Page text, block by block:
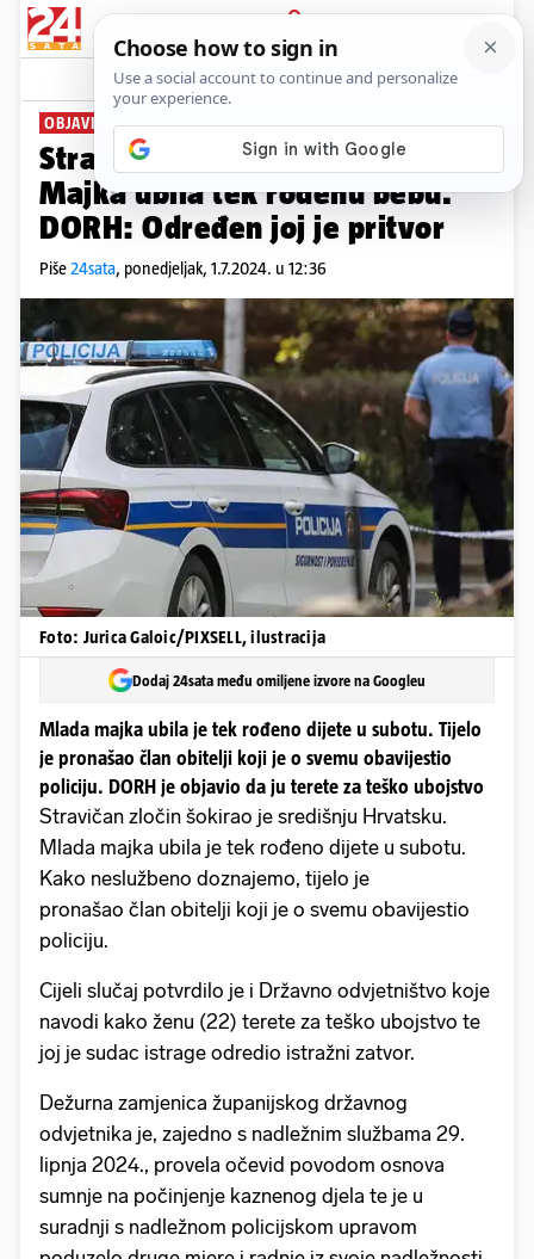
PRIJAVA
News
OBJAVILI ZA ŠTO JU TERETE
Strava u središnjoj Hrvatskoj:
Majka ubila tek rođenu bebu.
DORH: Određen joj je pritvor
Piše24sata, ponedjeljak, 1.7.2024. u 12:36
Foto: Jurica Galoic/PIXSELL, ilustracija
Dodaj 24sata među omiljene izvore na Googleu
Mlada majka ubila je tek rođeno dijete u subotu. Tijelo
je pronašao član obitelji koji je o svemu obavijestio
policiju. DORH je objavio da ju terete za teško ubojstvo
Stravičan zločin šokirao je središnju Hrvatsku.
Mlada majka ubila je tek rođeno dijete u subotu.
Kako neslužbeno doznajemo, tijelo je
pronašao član obitelji koji je o svemu obavijestio
policiju.
Cijeli slučaj potvrdilo je i Državno odvjetništvo koje
navodi kako ženu (22) terete za teško ubojstvo te
joj je sudac istrage odredio istražni zatvor.
Dežurna zamjenica županijskog državnog
odvjetnika je, zajedno s nadležnim službama 29.
lipnja 2024., provela očevid povodom osnova
sumnje na počinjenje kaznenog djela te je u
suradnji s nadležnom policijskom upravom